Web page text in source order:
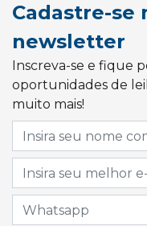
Cadastre-se
newsletter
Inscreva-se e fique
oportunidades de
muito mais!